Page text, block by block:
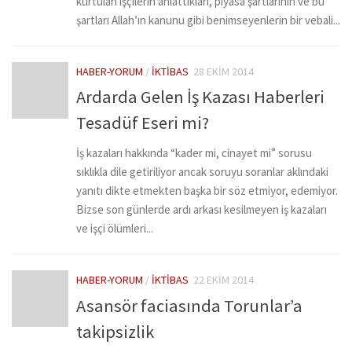
şartları Allah’ın kanunu gibi benimseyenlerin bir vebali...
HABER-YORUM / İKTIBAS 28 EKIM 2014
Ardarda Gelen İş Kazası Haberleri
Tesadüf Eseri mi?
İş kazaları hakkında “kader mi, cinayet mi” sorusu
sıklıkla dile getiriliyor ancak soruyu soranlar aklındaki
yanıtı dikte etmekten başka bir söz etmiyor, edemiyor.
Bizse son günlerde ardı arkası kesilmeyen iş kazaları
ve işçi ölümleri...
HABER-YORUM / İKTIBAS 22 EKIM 2014
Asansör faciasında Torunlar’a
takipsizlik